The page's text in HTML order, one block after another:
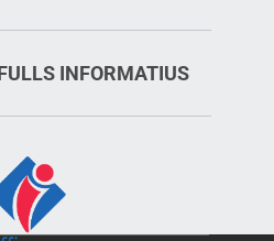
INFORMATIUS